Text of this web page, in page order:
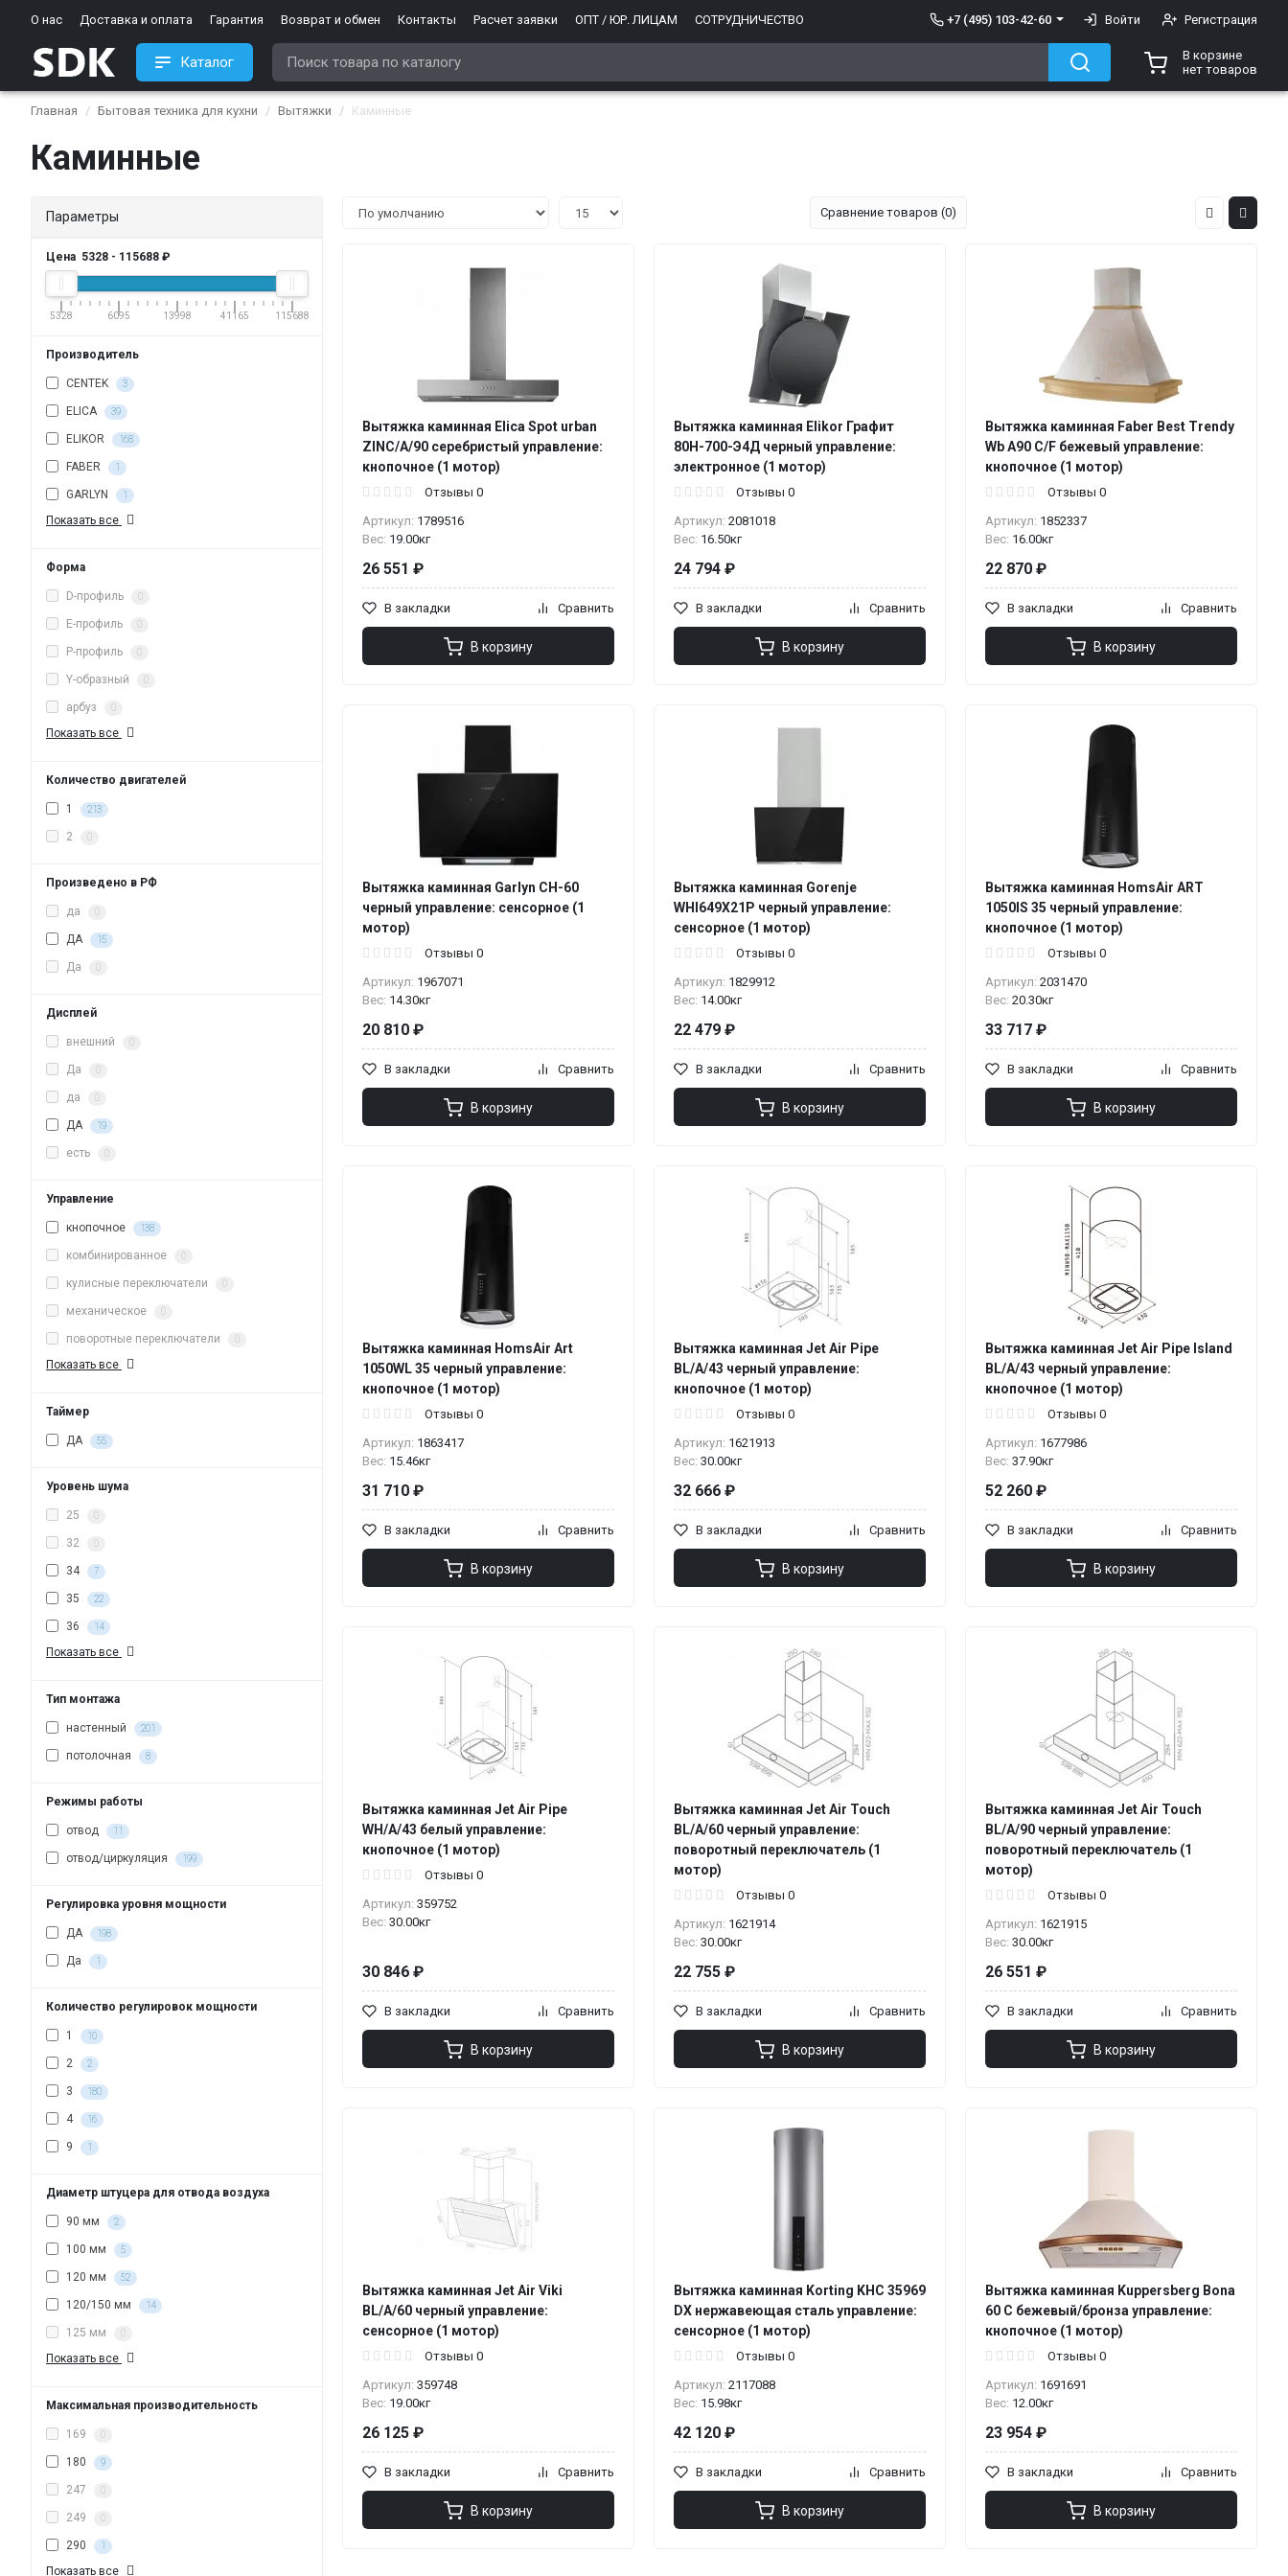
О нас Доставка и оплата Гарантия Возврат и обмен Контакты Расчет заявки ОПТ / ЮР. ЛИЦАМ СОТРУДНИЧЕСТВО +7 (495) 103-42-60 Войти Регистрация
Каталог
В корзине
нет товаров
Главная Бытовая техника для кухни Вытяжки Каминные
Каминные
Параметры
Цена 5328 - 115688 ₽
5328 6095 13998 41165 115688
Производитель
CENTEK 3
ELICA 39
ELIKOR 168
FABER 1
GARLYN 1
Показать все
Форма
D-профиль 0
E-профиль 0
P-профиль 0
Y-образный 0
арбуз 0
Показать все
Количество двигателей
1 213
2 0
Произведено в РФ
да 0
ДА 15
Да 0
Дисплей
внешний 0
Да 0
да 0
ДА 19
есть 0
Управление
кнопочное 138
комбинированное 0
кулисные переключатели 0
механическое 0
поворотные переключатели 0
Показать все
Таймер
ДА 55
Уровень шума
25 0
32 0
34 7
35 22
36 14
Показать все
Тип монтажа
настенный 201
потолочная 8
Режимы работы
отвод 11
отвод/циркуляция 199
Регулировка уровня мощности
ДА 198
Да 1
Количество регулировок мощности
1 10
2 2
3 180
4 16
9 1
Диаметр штуцера для отвода воздуха
90 мм 2
100 мм 5
120 мм 52
120/150 мм 14
125 мм 0
Показать все
Максимальная производительность
169 0
180 9
247 0
249 0
290 1
Показать все
Сравнение товаров (0)
Вытяжка каминная Elica Spot urban
ZINC/A/90 серебристый управление:
кнопочное (1 мотор)
Отзывы 0
Артикул: 1789516
Вес: 19.00кг
26 551 ₽
В закладки Сравнить
В корзину
Вытяжка каминная Elikor Графит
80Н-700-Э4Д черный управление:
электронное (1 мотор)
Отзывы 0
Артикул: 2081018
Вес: 16.50кг
24 794 ₽
В закладки Сравнить
В корзину
Вытяжка каминная Faber Best Trendy
Wb A90 C/F бежевый управление:
кнопочное (1 мотор)
Отзывы 0
Артикул: 1852337
Вес: 16.00кг
22 870 ₽
В закладки Сравнить
В корзину
Вытяжка каминная Garlyn CH-60
черный управление: сенсорное (1
мотор)
Отзывы 0
Артикул: 1967071
Вес: 14.30кг
20 810 ₽
В закладки Сравнить
В корзину
Вытяжка каминная Gorenje
WHI649X21P черный управление:
сенсорное (1 мотор)
Отзывы 0
Артикул: 1829912
Вес: 14.00кг
22 479 ₽
В закладки Сравнить
В корзину
Вытяжка каминная HomsAir ART
1050IS 35 черный управление:
кнопочное (1 мотор)
Отзывы 0
Артикул: 2031470
Вес: 20.30кг
33 717 ₽
В закладки Сравнить
В корзину
Вытяжка каминная HomsAir Art
1050WL 35 черный управление:
кнопочное (1 мотор)
Отзывы 0
Артикул: 1863417
Вес: 15.46кг
31 710 ₽
В закладки Сравнить
В корзину
Вытяжка каминная Jet Air Pipe
BL/A/43 черный управление:
кнопочное (1 мотор)
Отзывы 0
Артикул: 1621913
Вес: 30.00кг
32 666 ₽
В закладки Сравнить
В корзину
Вытяжка каминная Jet Air Pipe Island
BL/A/43 черный управление:
кнопочное (1 мотор)
Отзывы 0
Артикул: 1677986
Вес: 37.90кг
52 260 ₽
В закладки Сравнить
В корзину
Вытяжка каминная Jet Air Pipe
WH/A/43 белый управление:
кнопочное (1 мотор)
Отзывы 0
Артикул: 359752
Вес: 30.00кг
30 846 ₽
В закладки Сравнить
В корзину
Вытяжка каминная Jet Air Touch
BL/A/60 черный управление:
поворотный переключатель (1
мотор)
Отзывы 0
Артикул: 1621914
Вес: 30.00кг
22 755 ₽
В закладки Сравнить
В корзину
Вытяжка каминная Jet Air Touch
BL/A/90 черный управление:
поворотный переключатель (1
мотор)
Отзывы 0
Артикул: 1621915
Вес: 30.00кг
26 551 ₽
В закладки Сравнить
В корзину
Вытяжка каминная Jet Air Viki
BL/A/60 черный управление:
сенсорное (1 мотор)
Отзывы 0
Артикул: 359748
Вес: 19.00кг
26 125 ₽
В закладки Сравнить
В корзину
Вытяжка каминная Korting KHC 35969
DX нержавеющая сталь управление:
сенсорное (1 мотор)
Отзывы 0
Артикул: 2117088
Вес: 15.98кг
42 120 ₽
В закладки Сравнить
В корзину
Вытяжка каминная Kuppersberg Bona
60 C бежевый/бронза управление:
кнопочное (1 мотор)
Отзывы 0
Артикул: 1691691
Вес: 12.00кг
23 954 ₽
В закладки Сравнить
В корзину